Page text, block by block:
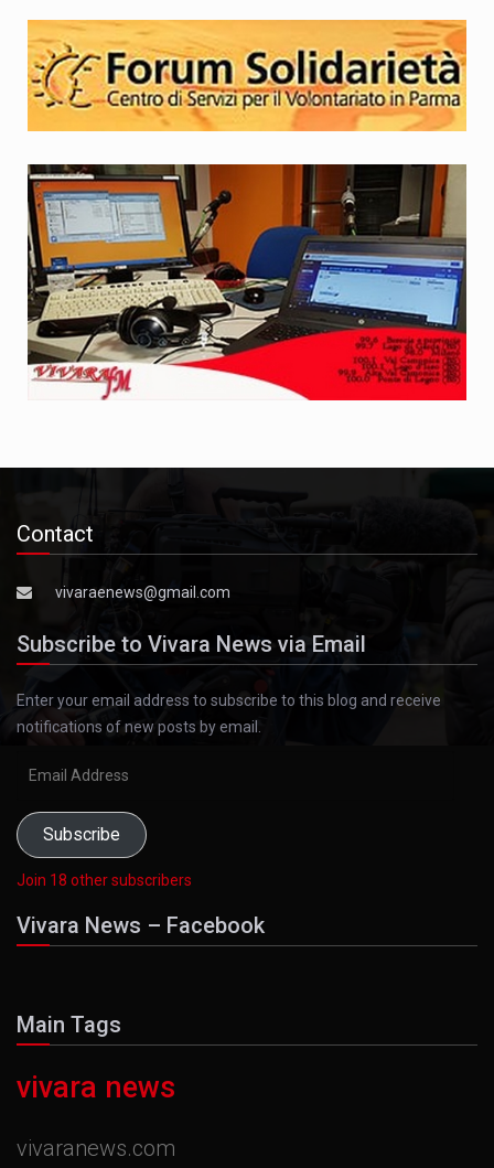
Contact
vivaraenews@gmail.com
Subscribe to Vivara News via Email
Enter your email address to subscribe to this blog and receive
notifications of new posts by email.
Subscribe
Join 18 other subscribers
Vivara News – Facebook
Main Tags
vivara news
vivaranews.com